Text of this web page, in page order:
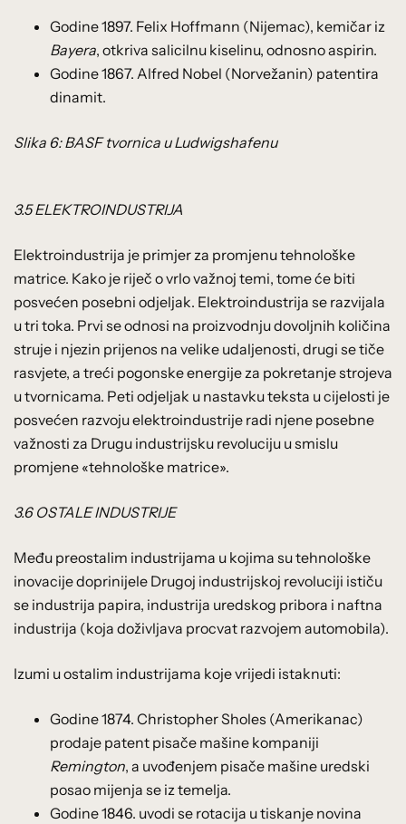
Godine 1897. Felix Hoffmann (Nijemac), kemičar iz
Bayera, otkriva salicilnu kiselinu, odnosno aspirin.
Godine 1867. Alfred Nobel (Norvežanin) patentira
dinamit.
Slika 6: BASF tvornica u Ludwigshafenu
3.5 ELEKTROINDUSTRIJA
Elektroindustrija je primjer za promjenu tehnološke
matrice. Kako je riječ o vrlo važnoj temi, tome će biti
posvećen posebni odjeljak. Elektroindustrija se razvijala
u tri toka. Prvi se odnosi na proizvodnju dovoljnih količina
struje i njezin prijenos na velike udaljenosti, drugi se tiče
rasvjete, a treći pogonske energije za pokretanje strojeva
u tvornicama. Peti odjeljak u nastavku teksta u cijelosti je
posvećen razvoju elektroindustrije radi njene posebne
važnosti za Drugu industrijsku revoluciju u smislu
promjene «tehnološke matrice».
3.6 OSTALE INDUSTRIJE
Među preostalim industrijama u kojima su tehnološke
inovacije doprinijele Drugoj industrijskoj revoluciji ističu
se industrija papira, industrija uredskog pribora i naftna
industrija (koja doživljava procvat razvojem automobila).
Izumi u ostalim industrijama koje vrijedi istaknuti:
Godine 1874. Christopher Sholes (Amerikanac)
prodaje patent pisače mašine kompaniji
Remington, a uvođenjem pisače mašine uredski
posao mijenja se iz temelja.
Godine 1846. uvodi se rotacija u tiskanje novina